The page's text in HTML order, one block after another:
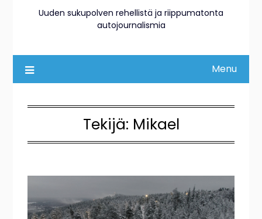
Uuden sukupolven rehellistä ja riippumatonta
autojournalismia
Menu
Tekijä: Mikael